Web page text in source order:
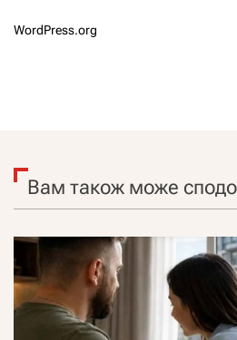
WordPress.org
Вам також може